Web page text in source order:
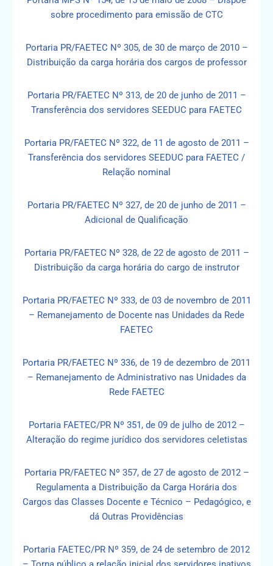
sobre procedimento para emissão de CTC
Portaria PR/FAETEC Nº 305, de 30 de março de 2010 –
Distribuição da carga horária dos cargos de professor
Portaria PR/FAETEC Nº 313, de 20 de junho de 2011 –
Transferência dos servidores SEEDUC para FAETEC
Portaria PR/FAETEC Nº 322, de 11 de agosto de 2011 –
Transferência dos servidores SEEDUC para FAETEC /
Relação nominal
Portaria PR/FAETEC Nº 327, de 20 de junho de 2011 –
Adicional de Qualificação
Portaria PR/FAETEC Nº 328, de 22 de agosto de 2011 –
Distribuição da carga horária do cargo de instrutor
Portaria PR/FAETEC Nº 333, de 03 de novembro de 2011
– Remanejamento de Docente nas Unidades da Rede
FAETEC
Portaria PR/FAETEC Nº 336, de 19 de dezembro de 2011
– Remanejamento de Administrativo nas Unidades da
Rede FAETEC
Portaria FAETEC/PR Nº 351, de 09 de julho de 2012 –
Alteração do regime jurídico dos servidores celetistas
Portaria PR/FAETEC Nº 357, de 27 de agosto de 2012 –
Regulamenta a Distribuição da Carga Horária dos
Cargos das Classes Docente e Técnico – Pedagógico, e
dá Outras Providências
Portaria FAETEC/PR Nº 359, de 24 de setembro de 2012